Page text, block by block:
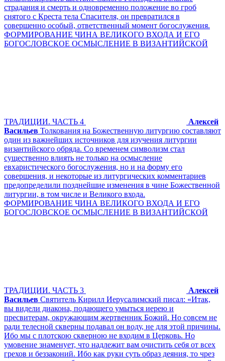
страдания и смерть и одновременно положение во гроб
снятого с Креста тела Спасителя, он превратился в
совершенно особый, ответственный момент богослужения.
ФОРМИРОВАНИЕ ЧИНА ВЕЛИКОГО ВХОДА И ЕГО
БОГОСЛОВСКОЕ ОСМЫСЛЕНИЕ В ВИЗАНТИЙСКОЙ
ТРАДИЦИИ. ЧАСТЬ 4
Алексей
Васильев Толкования на Божественную литургию составляют
один из важнейших источников для изучения литургии
византийского обряда. Со временем символизм стал
существенно влиять не только на осмысление
евхаристического богослужения, но и на форму его
совершения, и некоторые из литургических комментариев
предопределили позднейшие изменения в чине Божественной
литургии, в том числе и Великого входа.
ФОРМИРОВАНИЕ ЧИНА ВЕЛИКОГО ВХОДА И ЕГО
БОГОСЛОВСКОЕ ОСМЫСЛЕНИЕ В ВИЗАНТИЙСКОЙ
ТРАДИЦИИ. ЧАСТЬ 3
Алексей
Васильев Святитель Кирилл Иерусалимский писал: «Итак,
вы видели диакона, подающего умыться иерею и
пресвитерам, окружающим жертвенник Божий. Но совсем не
ради телесной скверны подавал он воду, не для этой причины.
Ибо мы с плотскою скверною не входим в Церковь. Но
умовение знаменует, что надлежит вам очистить себя от всех
грехов и беззаконий. Ибо как руки суть образ деяния, то чрез